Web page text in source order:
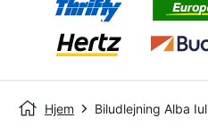
Hjem Biludlejning Alba